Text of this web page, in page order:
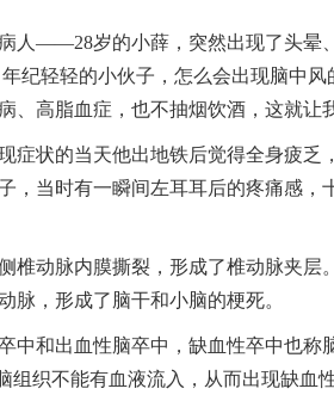
人——28岁的小薛，突然出现了头晕
纪轻轻的小伙子，怎么会出现脑中风
、高脂血症，也不抽烟饮酒，这就让
症状的当天他出地铁后觉得全身疲乏
，当时有一瞬间左耳耳后的疼痛感，
椎动脉内膜撕裂，形成了椎动脉夹层
脉，形成了脑干和小脑的梗死。
中和出血性脑卒中，缺血性卒中也称
组织不能有血液流入，从而出现缺血